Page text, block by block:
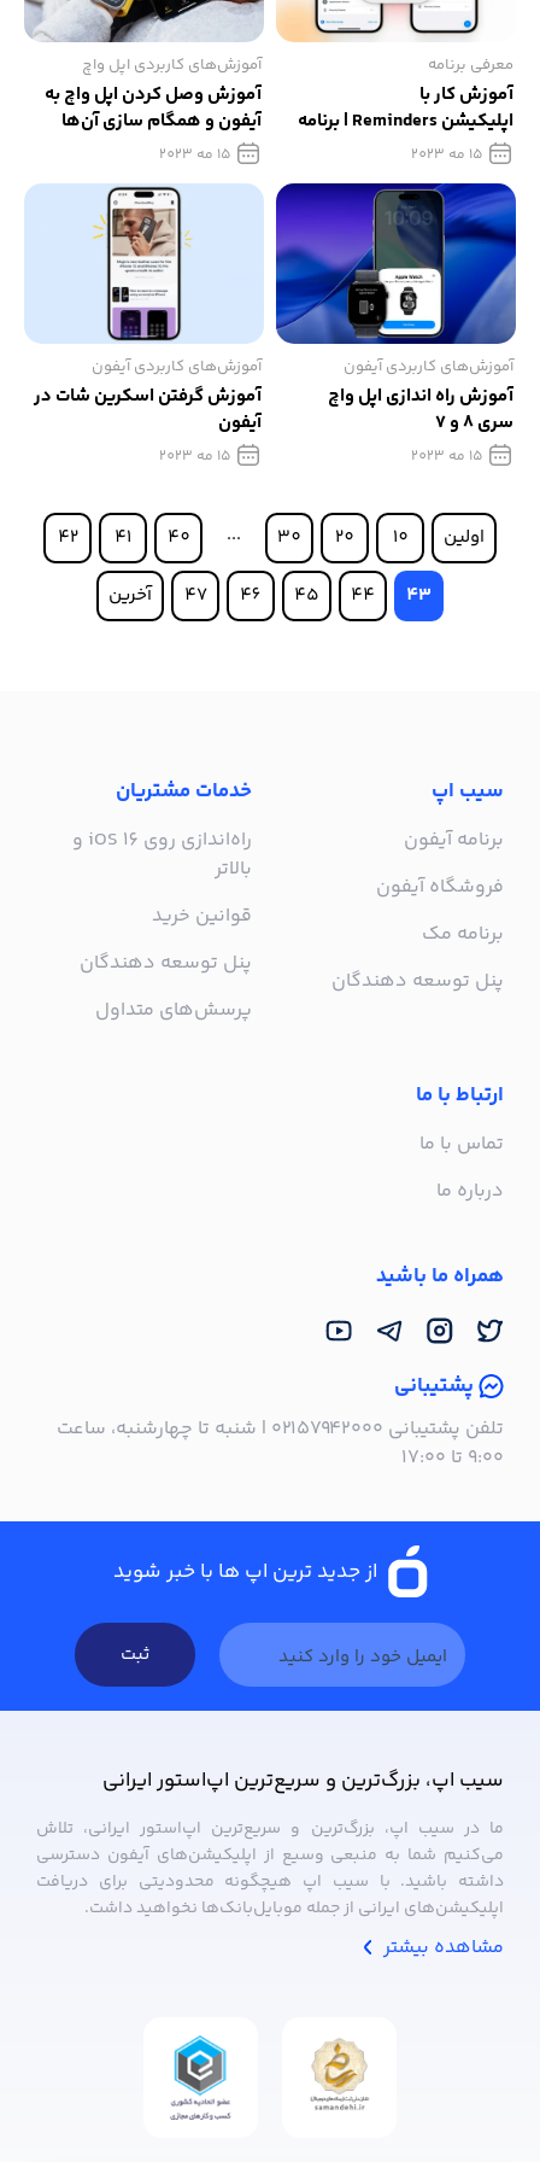
معرفی برنامه
آموزش کار با
اپلیکیشن Reminders | برنامه
یادآوری در آیفون
15 مه 2023
آموزش‌های کاربردی اپل واچ
آموزش وصل کردن اپل واچ به
آیفون و همگام‌ سازی آن‌ها
15 مه 2023
آموزش‌های کاربردی آیفون
آموزش راه اندازی اپل واچ
سری 8 و 7
15 مه 2023
آموزش‌های کاربردی آیفون
آموزش گرفتن اسکرین شات در
آیفون
15 مه 2023
اولین 10
20
30
40
41
42
43
44
45
46
47 آخرین
سیب اپ
برنامه آیفون
فروشگاه آیفون
برنامه مک
پنل توسعه دهندگان
خدمات مشتریان
راه‌اندازی روی iOS 16 و
بالاتر
قوانین خرید
پنل توسعه دهندگان
پرسش‌های متداول
ارتباط با ما
تماس با ما
درباره ما
همراه ما باشید
پشتیبانی
تلفن پشتیبانی ۰۲۱۵۷۹۴۲۰۰۰ | شنبه تا چهارشنبه، ساعت
۹:۰۰ تا ۱۷:۰۰
از جدید ترین اپ ها با خبر شوید
ثبت
سیب ‌اپ، بزرگ‌ترین و سریع‌ترین اپ‌استور ایرانی
ما در سیب ‌اپ، بزرگ‌ترین و سریع‌ترین اپ‌استور ایرانی، تلاش
می‌کنیم شما به منبعی وسیع از اپلیکیشن‌های آیفون دسترسی
داشته باشید. با سیب ‌اپ هیچگونه محدودیتی برای دریافت
اپلیکیشن‌های ایرانی از جمله موبایل‌بانک‌ها نخواهید داشت.
مشاهده بیشتر